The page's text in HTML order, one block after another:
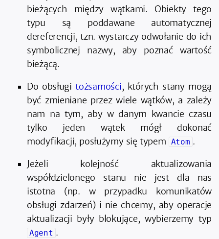
bieżących między wątkami. Obiekty tego
typu są poddawane automatycznej
dereferencji, tzn. wystarczy odwołanie do ich
symbolicznej nazwy, aby poznać wartość
bieżącą.
Do obsługitożsamości, których stany mogą
być zmieniane przez wiele wątków, a zależy
nam na tym, aby w danym kwancie czasu
tylko jeden wątek mógł dokonać
modyfikacji, posłużymy się typem Atom .
Jeżeli kolejność aktualizowania
współdzielonego stanu nie jest dla nas
istotna (np. w przypadku komunikatów
obsługi zdarzeń) i nie chcemy, aby operacje
aktualizacji były blokujące, wybierzemy typ
Agent .